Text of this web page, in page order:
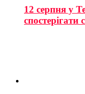
12 серпня у
спостерігати